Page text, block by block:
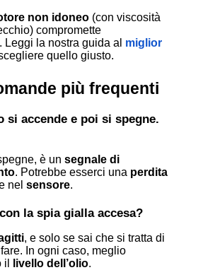
non idoneo(con viscosità
compromette
Leggi la nostra guida al miglior
quello giusto.
più frequenti
si accende e poi si spegne.
è un segnale di
. Potrebbe esserci una perdita
nel sensore.
la spia gialla accesa?
, e solo se sai che si tratta di
In ogni caso, meglio
livello dell’olio.